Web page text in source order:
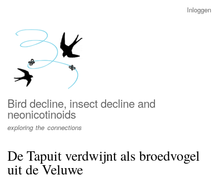
menu
Inloggen
Bird decline, insect decline and
neonicotinoids
exploring the connections
De Tapuit verdwijnt als broedvogel
uit de Veluwe